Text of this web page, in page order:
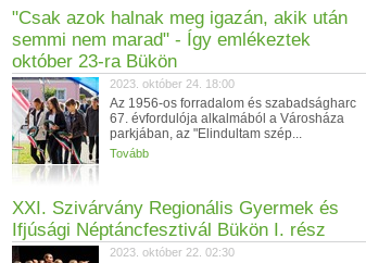
"Csak azok halnak meg igazán, akik után
semmi nem marad" - Így emlékeztek
október 23-ra Bükön
2023. október 24. 18:00
Az 1956-os forradalom és szabadságharc
67. évfordulója alkalmából a Városháza
parkjában, az "Elindultam szép...
Tovább
XXI. Szivárvány Regionális Gyermek és
Ifjúsági Néptáncfesztivál Bükön I. rész
2023. október 22. 02:30